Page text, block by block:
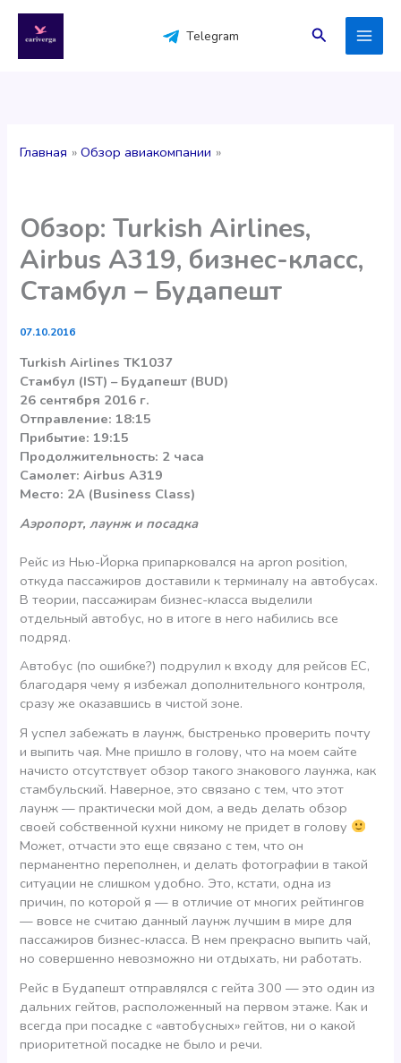
содержимому
Telegram Поиск
Главная Обзор авиакомпании
Обзор: Turkish Airlines,
Airbus A319, бизнес-класс,
Стамбул – Будапешт
07.10.2016
Turkish Airlines TK1037
Стамбул (IST) – Будапешт (BUD)
26 сентября 2016 г.
Отправление: 18:15
Прибытие: 19:15
Продолжительность: 2 часа
Самолет: Airbus A319
Место: 2A (Business Class)
Аэропорт, лаунж и посадка
Рейс из Нью-Йорка припарковался на apron position,
откуда пассажиров доставили к терминалу на автобусах.
В теории, пассажирам бизнес-класса выделили
отдельный автобус, но в итоге в него набились все
подряд.
Автобус (по ошибке?) подрулил к входу для рейсов ЕС,
благодаря чему я избежал дополнительного контроля,
сразу же оказавшись в чистой зоне.
Я успел забежать в лаунж, быстренько проверить почту
и выпить чая. Мне пришло в голову, что на моем сайте
начисто отсутствует обзор такого знакового лаунжа, как
стамбульский. Наверное, это связано с тем, что этот
лаунж — практически мой дом, а ведь делать обзор
своей собственной кухни никому не придет в голову
Может, отчасти это еще связано с тем, что он
перманентно переполнен, и делать фотографии в такой
ситуации не слишком удобно. Это, кстати, одна из
причин, по которой я — в отличие от многих рейтингов
— вовсе не считаю данный лаунж лучшим в мире для
пассажиров бизнес-класса. В нем прекрасно выпить чай,
но совершенно невозможно ни отдыхать, ни работать.
Рейс в Будапешт отправлялся с гейта 300 — это один из
дальних гейтов, расположенный на первом этаже. Как и
всегда при посадке с «автобусных» гейтов, ни о какой
приоритетной посадке не было и речи.